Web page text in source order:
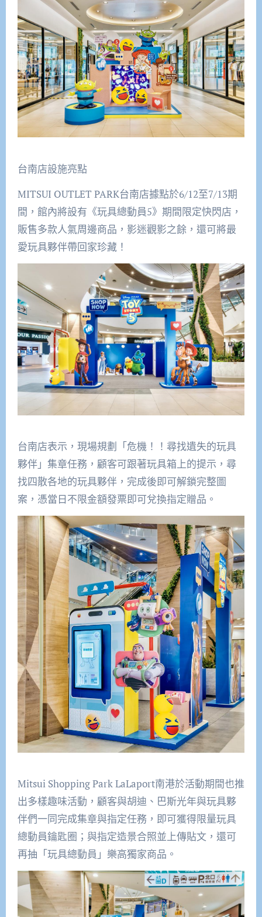
台南店設施亮點
MITSUI OUTLET PARK台南店據點於6/12至7/13期
間，館內將設有《玩具總動員5》期間限定快閃店，
販售多款人氣周邊商品，影迷觀影之餘，還可將最
愛玩具夥伴帶回家珍藏！
台南店表示，現場規劃「危機！！尋找遺失的玩具
夥伴」集章任務，顧客可跟著玩具箱上的提示，尋
找四散各地的玩具夥伴，完成後即可解鎖完整圖
案，憑當日不限金額發票即可兌換指定贈品。
Mitsui Shopping Park LaLaport南港於活動期間也推
出多樣趣味活動，顧客與胡迪、巴斯光年與玩具夥
伴們一同完成集章與指定任務，即可獲得限量玩具
總動員鑰匙圈；與指定造景合照並上傳貼文，還可
再抽「玩具總動員」樂高獨家商品。